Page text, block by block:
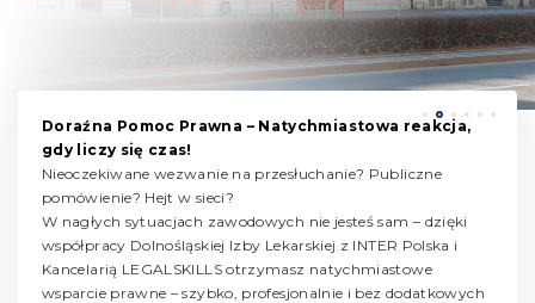
Doraźna Pomoc Prawna – Natychmiastowa reakcja,
gdy liczy się czas!
Nieoczekiwane wezwanie na przesłuchanie? Publiczne
pomówienie? Hejt w sieci?
W nagłych sytuacjach zawodowych nie jesteś sam – dzięki
współpracy Dolnośląskiej Izby Lekarskiej z INTER Polska i
Kancelarią LEGALSKILLS otrzymasz natychmiastowe
wsparcie prawne – szybko, profesjonalnie i bez dodatkowych